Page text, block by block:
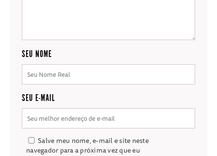
SEU NOME
SEU E-MAIL
Salve meu nome, e-mail e site neste
navegador para a próxima vez que eu